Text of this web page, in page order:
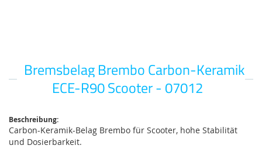
Bremsbelag Brembo Carbon-Keramik
ECE-R90 Scooter - 07012
Zum
Anfang
Beschreibung:
Carbon-Keramik-Belag Brembo für Scooter, hohe Stabilität
und Dosierbarkeit.